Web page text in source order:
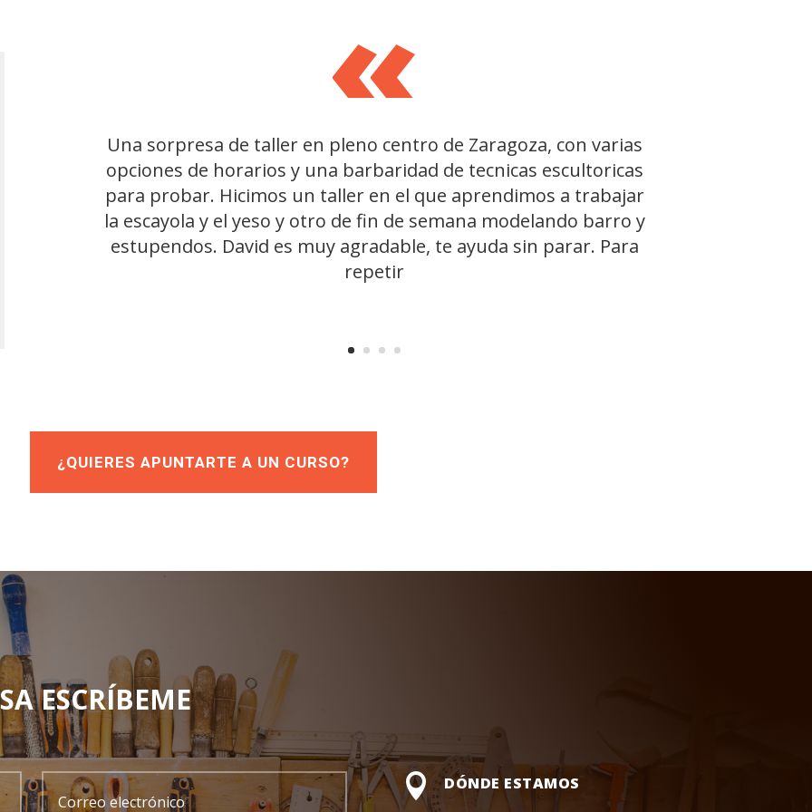
«
Una sorpresa de taller en pleno centro de Zaragoza, con varias
opciones de horarios y una barbaridad de tecnicas escultoricas
para probar. Hicimos un taller en el que aprendimos a trabajar
la escayola y el yeso y otro de fin de semana modelando barro y
estupendos. David es muy agradable, te ayuda sin parar. Para
repetir
Un lugar para desconectar y dar rienda suelta a tu yo interior
para potenciar tu creatividad en buen ambiente. David es una
persona maravillosa, te guía en tus proyectos y hace que des lo
mejor de ti: simpático, culto y empático.
Si empiezas de cero cuando termines tu primera obra pensarás
¿Y yo he sido capaz de crear ésto?.
¿QUIERES APUNTARTE A UN CURSO?
ESCRÍBEME
Correo
electrónico
 DÓNDE ESTAMOS